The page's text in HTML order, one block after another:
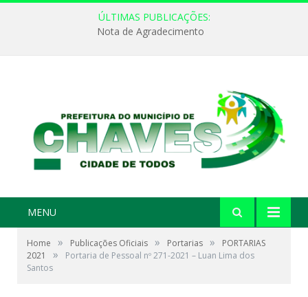
ÚLTIMAS PUBLICAÇÕES:
Nota de Agradecimento
MENU
Home » Publicações Oficiais » Portarias »
PORTARIAS
2021
»
Portaria de Pessoal nº 271-2021 – Luan Lima dos
Santos